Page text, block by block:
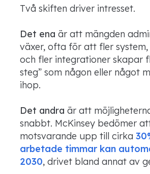
Två skiften driver intresset.
Det ena är att mängden
växer, ofta för att fler
och fler integrationer skapar
steg” som någon eller något
ihop.
Det andra är att
snabbt. McKinsey bedömer
motsvarande upp till cirka
arbetade timmar kan
2030, drivet bland annat av